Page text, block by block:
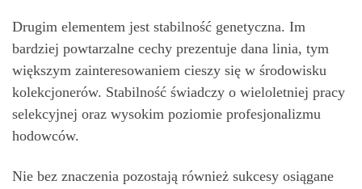
Drugim elementem jest stabilność genetyczna. Im
bardziej powtarzalne cechy prezentuje dana linia, tym
większym zainteresowaniem cieszy się w środowisku
kolekcjonerów. Stabilność świadczy o wieloletniej pracy
selekcyjnej oraz wysokim poziomie profesjonalizmu
hodowców.
Nie bez znaczenia pozostają również sukcesy osiągane